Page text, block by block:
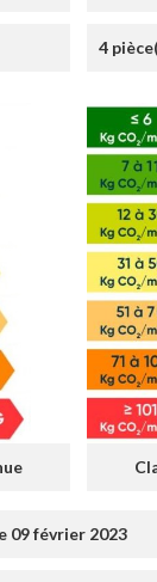
4
09 février 2023